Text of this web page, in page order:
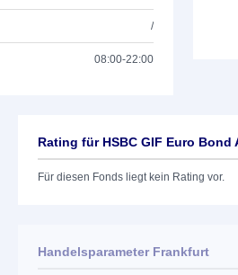
/
08:00-22:00
Rating für HSBC GIF Euro Bond
Für diesen Fonds liegt kein Rating vor.
Handelsparameter Frankfurt